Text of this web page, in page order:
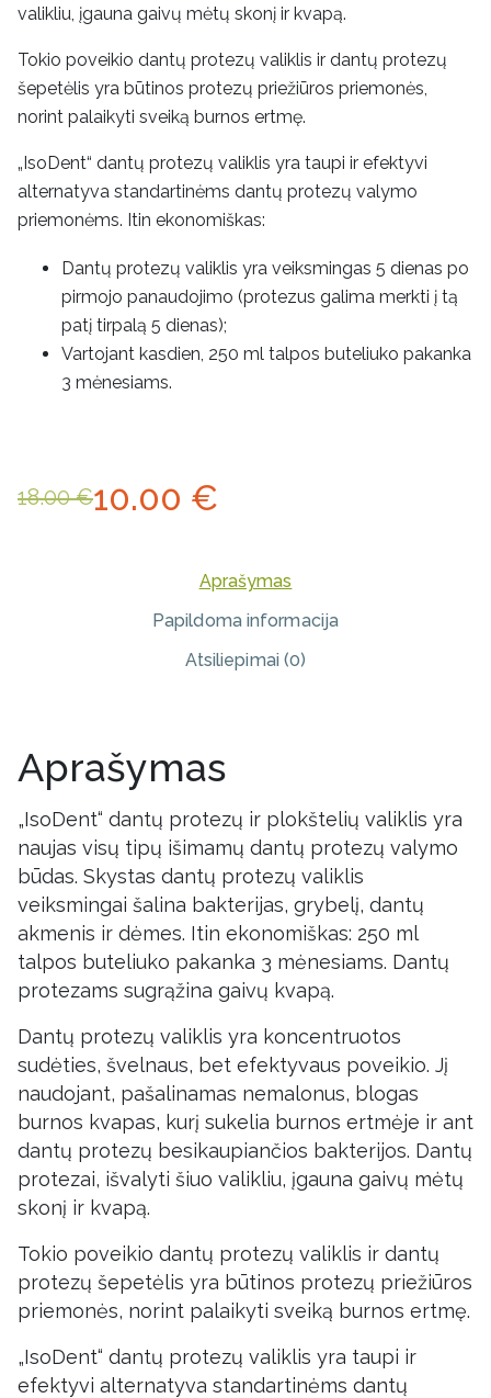
valikliu, įgauna gaivų mėtų skonį ir kvapą.
Tokio poveikio dantų protezų valiklis ir dantų protezų
šepetėlis yra būtinos protezų priežiūros priemonės,
norint palaikyti sveiką burnos ertmę.
„IsoDent“ dantų protezų valiklis yra taupi ir efektyvi
alternatyva standartinėms dantų protezų valymo
priemonėms. Itin ekonomiškas:
Dantų protezų valiklis yra veiksmingas 5 dienas po
pirmojo panaudojimo (protezus galima merkti į tą
patį tirpalą 5 dienas);
Vartojant kasdien, 250 ml talpos buteliuko pakanka
3 mėnesiams.
18.00€
Original 10.00 €
Current
Aprašymas
Papildoma informacija
Atsiliepimai (0)
Aprašymas
„IsoDent“ dantų protezų ir plokštelių valiklis yra
naujas visų tipų išimamų dantų protezų valymo
būdas. Skystas dantų protezų valiklis
veiksmingai šalina bakterijas, grybelį, dantų
akmenis ir dėmes. Itin ekonomiškas: 250 ml
talpos buteliuko pakanka 3 mėnesiams. Dantų
protezams sugrąžina gaivų kvapą.
Dantų protezų valiklis yra koncentruotos
sudėties, švelnaus, bet efektyvaus poveikio. Jį
naudojant, pašalinamas nemalonus, blogas
burnos kvapas, kurį sukelia burnos ertmėje ir ant
dantų protezų besikaupiančios bakterijos. Dantų
protezai, išvalyti šiuo valikliu, įgauna gaivų mėtų
skonį ir kvapą.
Tokio poveikio dantų protezų valiklis ir dantų
protezų šepetėlis yra būtinos protezų priežiūros
priemonės, norint palaikyti sveiką burnos ertmę.
„IsoDent“ dantų protezų valiklis yra taupi ir
efektyvi alternatyva standartinėms dantų